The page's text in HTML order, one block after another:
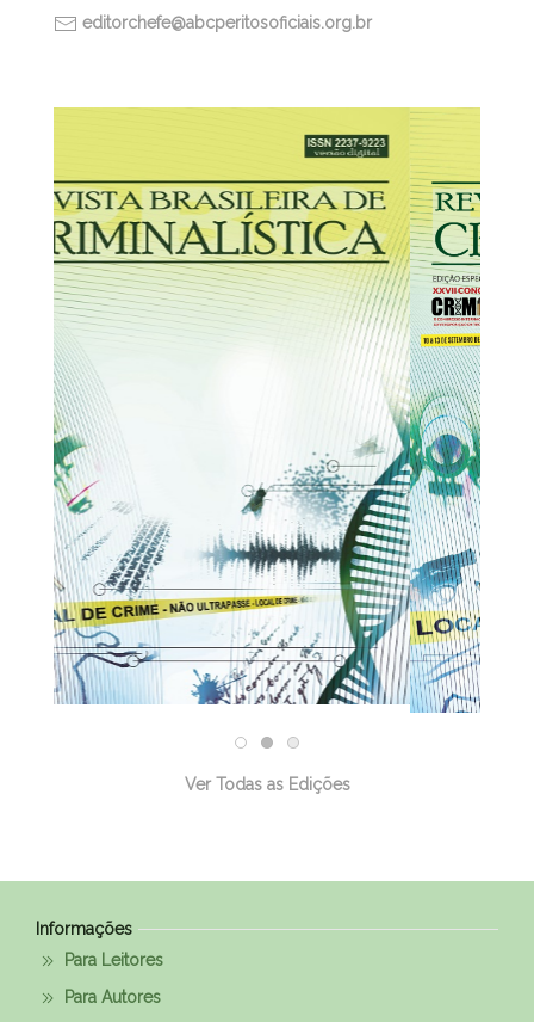
editorchefe@abcperitosoficiais.org.br
Ver Todas as Edições
Informações
Para Leitores
Para Autores